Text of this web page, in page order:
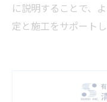
に説明することで、
定と施工をサポートし